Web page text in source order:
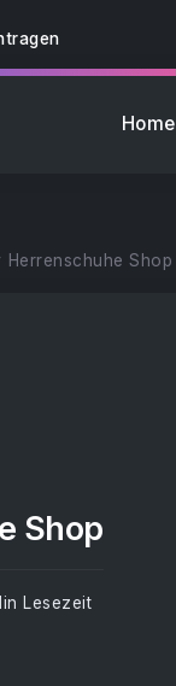
Home
Herrenschuhe Shop
Shop
Lesezeit